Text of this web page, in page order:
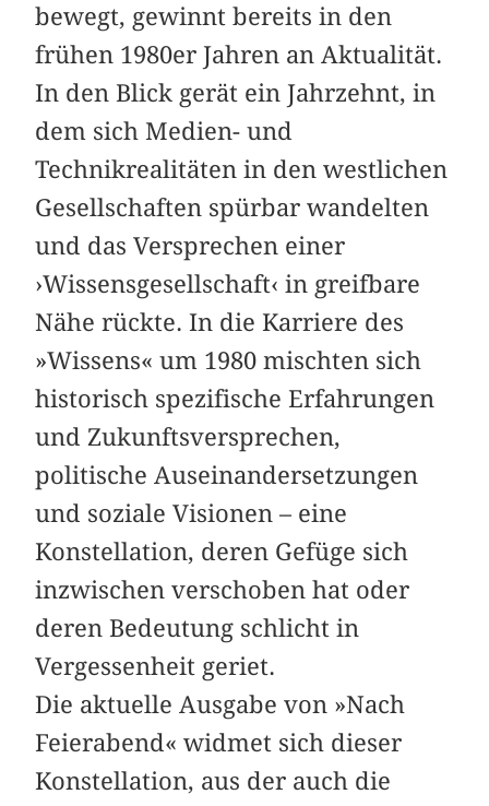
bewegt, gewinnt bereits in den
frühen 1980er Jahren an Aktualität.
In den Blick gerät ein Jahrzehnt, in
dem sich Medien- und
Technikrealitäten in den westlichen
Gesellschaften spürbar wandelten
und das Versprechen einer
›Wissensgesellschaft‹ in greifbare
Nähe rückte. In die Karriere des
»Wissens« um 1980 mischten sich
historisch spezifische Erfahrungen
und Zukunftsversprechen,
politische Auseinandersetzungen
und soziale Visionen – eine
Konstellation, deren Gefüge sich
inzwischen verschoben hat oder
deren Bedeutung schlicht in
Vergessenheit geriet.
Die aktuelle Ausgabe von »Nach
Feierabend« widmet sich dieser
Konstellation, aus der auch die